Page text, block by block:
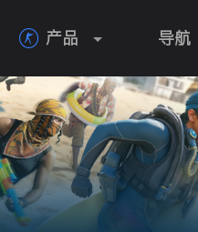
 产品 导航